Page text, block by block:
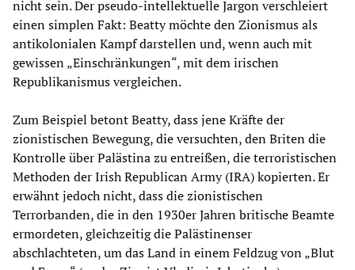
nicht sein. Der pseudo-intellektuelle Jargon verschleiert
einen simplen Fakt: Beatty möchte den Zionismus als
antikolonialen Kampf darstellen und, wenn auch mit
gewissen „Einschränkungen“, mit dem irischen
Republikanismus vergleichen.
Zum Beispiel betont Beatty, dass jene Kräfte der
zionistischen Bewegung, die versuchten, den Briten die
Kontrolle über Palästina zu entreißen, die terroristischen
Methoden der Irish Republican Army (IRA) kopierten. Er
erwähnt jedoch nicht, dass die zionistischen
Terrorbanden, die in den 1930er Jahren britische Beamte
ermordeten, gleichzeitig die Palästinenser
abschlachteten, um das Land in einem Feldzug von „Blut